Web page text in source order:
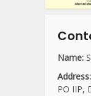
Name:
Address:
PO IIP,